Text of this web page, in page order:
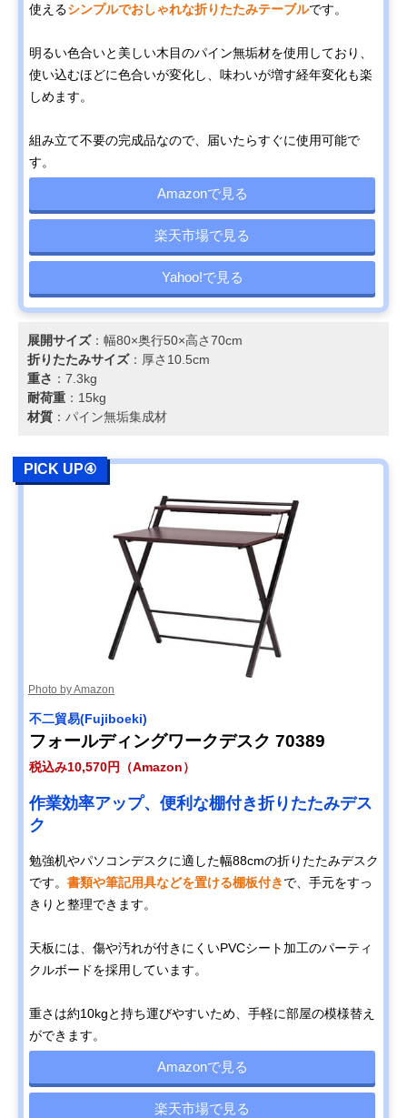
使えるシンプルでおしゃれな折りたたみテーブルです。
明るい色合いと美しい木目のパイン無垢材を使用しており、
使い込むほどに色合いが変化し、味わいが増す経年変化も楽
しめます。
組み立て不要の完成品なので、届いたらすぐに使用可能で
す。
Amazonで見る
楽天市場で見る
Yahoo!で見る
展開サイズ：幅80×奥行50×高さ70cm
折りたたみサイズ：厚さ10.5cm
重さ ：7.3kg
耐荷重 ：15kg
材質 ：パイン無垢集成材
PICK UP④
Photo by Amazon
不二貿易(Fujiboeki)
フォールディングワークデスク 70389
税込み10,570円（Amazon）
作業効率アップ、便利な棚付き折りたたみデス
ク
勉強机やパソコンデスクに適した幅88cmの折りたたみデスク
です。 書類や筆記用具などを置ける棚板付きで、手元をすっ
きりと整理できます。
天板には、傷や汚れが付きにくいPVCシート加工のパーティ
クルボードを採用しています。
重さは約10kgと持ち運びやすいため、手軽に部屋の模様替え
ができます。
Amazonで見る
楽天市場で見る